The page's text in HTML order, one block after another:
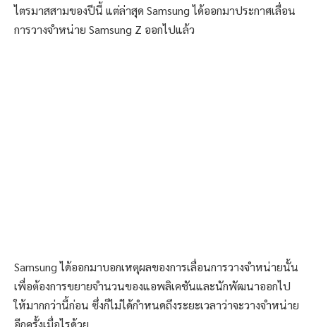
ไตรมาสสามของปีนี้ แต่ล่าสุด Samsung ได้ออกมาประกาศเลื่อน
การวางจำหน่าย Samsung Z ออกไปแล้ว
Samsung ได้ออกมาบอกเหตุผลของการเลื่อนการวางจำหน่ายนั้น
เพื่อต้องการขยายจำนวนของแอพลิเคชันและนักพัฒนาออกไป
ให้มากกว่านี้ก่อน ซึ่งก็ไม่ได้กำหนดถึงระยะเวลาว่าจะวางจำหน่าย
อีกครั้งเมื่อไรด้วย